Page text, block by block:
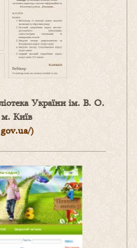
України ім. В. О.
Київ
)